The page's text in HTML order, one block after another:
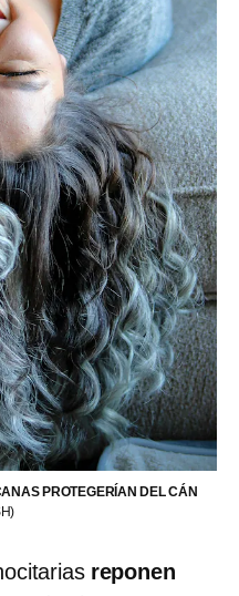
PROTEGERÍAN DEL CÁN
reponen